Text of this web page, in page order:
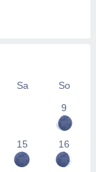
Sa
So
9
15 16